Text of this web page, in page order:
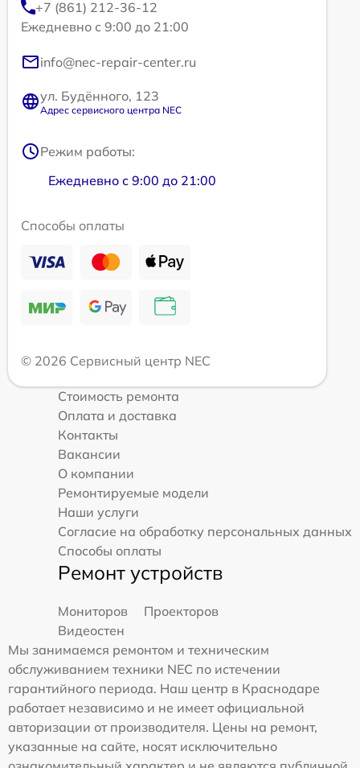
+7 (861) 212-36-12
Ежедневно с 9:00 до 21:00
info@nec-repair-center.ru
ул. Будённого, 123
Адрес сервисного центра NEC
Режим работы:
Ежедневно с 9:00 до 21:00
Способы оплаты
© 2026 Сервисный центр NEC
Стоимость ремонта
Оплата и доставка
Контакты
Вакансии
О компании
Ремонтируемые модели
Наши услуги
Согласие на обработку персональных данных
Способы оплаты
Ремонт устройств
Мониторов
Проекторов
Видеостен
Мы занимаемся ремонтом и техническим
обслуживанием техники NEC по истечении
гарантийного периода. Наш центр в Краснодаре
работает независимо и не имеет официальной
авторизации от производителя. Цены на ремонт,
указанные на сайте, носят исключительно